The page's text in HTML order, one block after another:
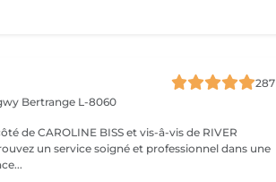
287
Bertrange L-8060
BISS et vis-â-vis de RIVER